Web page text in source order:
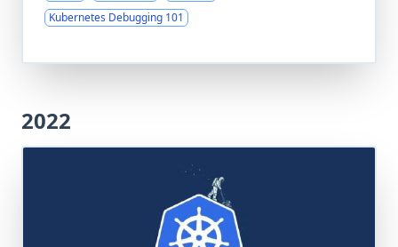
Kubernetes Debugging 101
2022